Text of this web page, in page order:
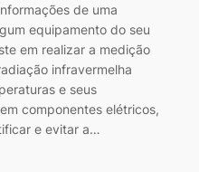
de uma
equipamento do seu
em realizar a medição
infravermelha
e seus
componentes elétricos,
e evitar a…